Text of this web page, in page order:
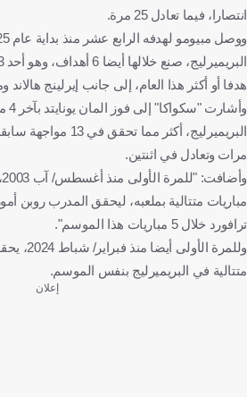
انتصارا، فيما تعادل 25 مرة.
هدفا أو أكثر هذا العام، إلى جانب إيرلينج
مرات وتعادل في اثنتين.
مباريات متتالية بملعبه، ليحقق المدرب روبن
ترافورد خلال 5 مباريات هذا الموسم".
متتالية في البريميرليج بنفس الموسم.
إعلان